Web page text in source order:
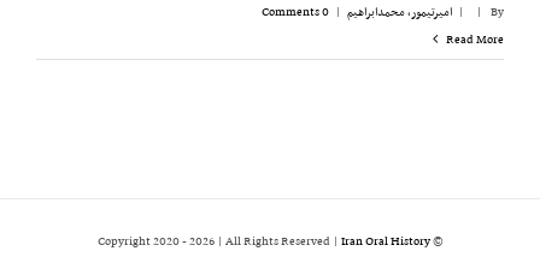
By
|
| امیرتیمور، محمدابراهیم |
0 Comments
Read More
© Copyright 2020 -
2026 | All Rights Reserved | Iran Oral History